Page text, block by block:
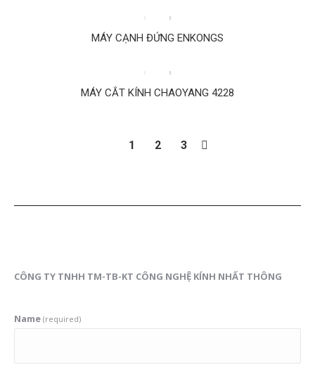
MÁY CẠNH ĐỨNG ENKONGS
MÁY CẮT KÍNH CHAOYANG 4228
1 2 3
CÔNG TY TNHH TM-TB-KT CÔNG NGHỆ KÍNH NHẤT THÔNG
Name (required)